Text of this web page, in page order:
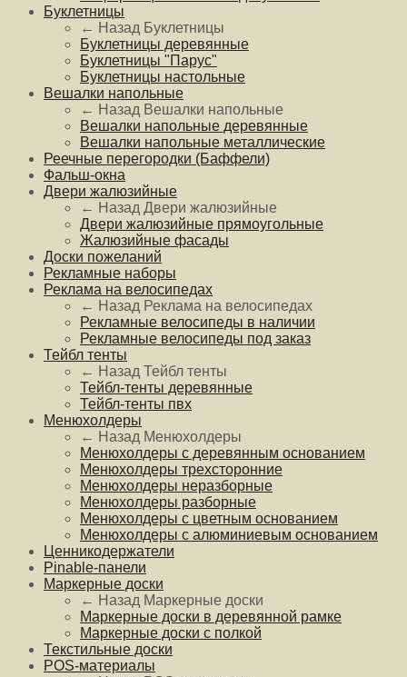
Буклетницы
← Назад Буклетницы
Буклетницы деревянные
Буклетницы "Парус"
Буклетницы настольные
Вешалки напольные
← Назад Вешалки напольные
Вешалки напольные деревянные
Вешалки напольные металлические
Реечные перегородки (Баффели)
Фальш-окна
Двери жалюзийные
← Назад Двери жалюзийные
Двери жалюзийные прямоугольные
Жалюзийные фасады
Доски пожеланий
Рекламные наборы
Реклама на велосипедах
← Назад Реклама на велосипедах
Рекламные велосипеды в наличии
Рекламные велосипеды под заказ
Тейбл тенты
← Назад Тейбл тенты
Тейбл-тенты деревянные
Тейбл-тенты пвх
Менюхолдеры
← Назад Менюхолдеры
Менюхолдеры с деревянным основанием
Менюхолдеры трехсторонние
Менюхолдеры неразборные
Менюхолдеры разборные
Менюхолдеры с цветным основанием
Менюхолдеры с алюминиевым основанием
Ценникодержатели
Pinable-панели
Маркерные доски
← Назад Маркерные доски
Маркерные доски в деревянной рамке
Маркерные доски с полкой
Текстильные доски
POS-материалы